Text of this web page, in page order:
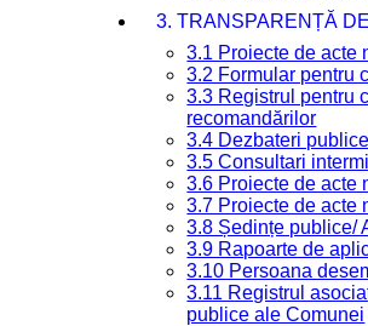
3. TRANSPARENȚĂ
3.1 Proiecte de acte
3.2 Formular pentru
3.3 Registrul pentru
recomandărilor
3.4 Dezbateri publice
3.5 Consultari
3.6 Proiecte de acte
3.7 Proiecte de acte
3.8 Ședințe publice/
3.9 Rapoarte de
3.10 Persoana
3.11 Registrul
publice ale Comunei